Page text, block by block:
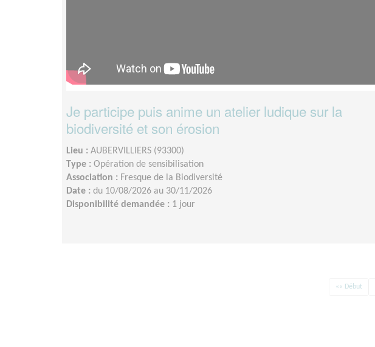
Je participe puis anime un atelier ludique sur la
biodiversité et son érosion
Lieu : AUBERVILLIERS (93300)
Type : Opération de sensibilisation
Association : Fresque de la Biodiversité
Date : du 10/08/2026 au 30/11/2026
Disponibilité demandée : 1 jour
«« Début